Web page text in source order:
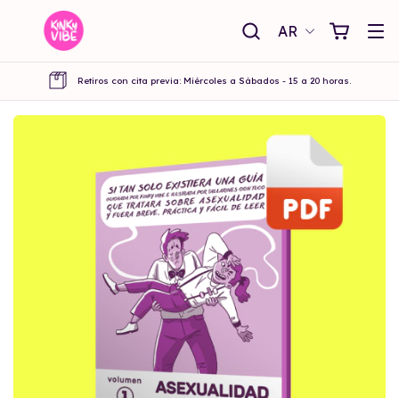
AR
Retiros con cita previa: Miércoles a Sábados - 15 a 20 horas.